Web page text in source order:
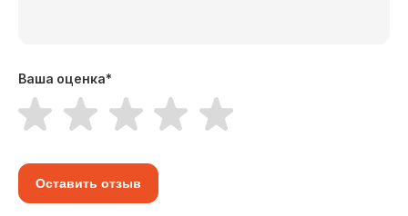
Ваша оценка*
Оставить отзыв